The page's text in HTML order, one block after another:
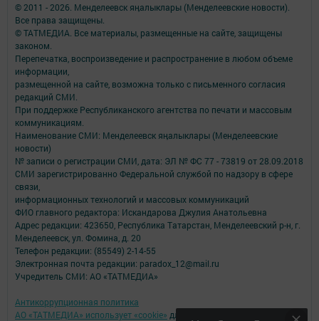
© 2011 - 2026. Менделеевск яӊалыклары (Менделеевские новости).
Все права защищены.
© ТАТМЕДИА. Все материалы, размещенные на сайте, защищены
законом.
Перепечатка, воспроизведение и распространение в любом объеме
информации,
размещенной на сайте, возможна только с письменного согласия
редакций СМИ.
При поддержке Республиканского агентства по печати и массовым
коммуникациям.
Наименование СМИ: Менделеевск яӊалыклары (Менделеевские
новости)
№ записи о регистрации СМИ, дата: ЭЛ № ФС 77 - 73819 от 28.09.2018
СМИ зарегистрированно Федеральной службой по надзору в сфере
связи,
информационных технологий и массовых коммуникаций
ФИО главного редактора: Искандарова Джулия Анатольевна
Адрес редакции: 423650, Республика Татарстан, Менделеевский р-н, г.
Менделеевск, ул. Фомина, д. 20
Телефон редакции: (85549) 2-14-55
Электронная почта редакции: paradox_12@mail.ru
Учредитель СМИ: АО «ТАТМЕДИА»
Антикоррупционная политика
АО «ТАТМЕДИА» использует «cookie» для персонализации сервисов и